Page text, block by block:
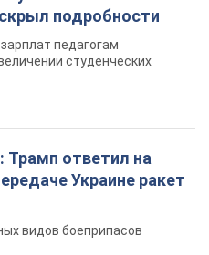
видов боеприпасов